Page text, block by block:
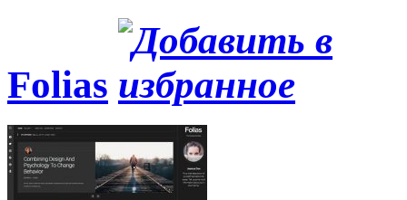
Folias